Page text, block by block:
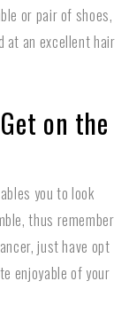
or pair of shoes,
at an excellent hair
on the
you to look
thus remember
just have opt
enjoyable of your